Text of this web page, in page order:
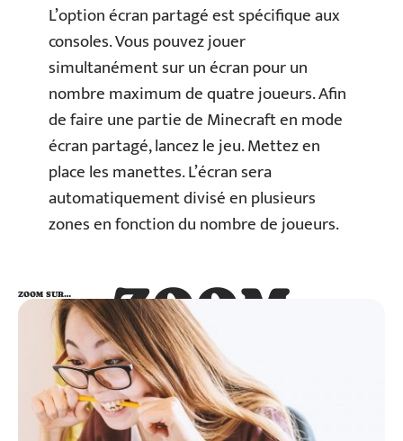
L’option écran partagé est spécifique aux
consoles. Vous pouvez jouer
simultanément sur un écran pour un
nombre maximum de quatre joueurs. Afin
de faire une partie de Minecraft en mode
écran partagé, lancez le jeu. Mettez en
place les manettes. L’écran sera
automatiquement divisé en plusieurs
zones en fonction du nombre de joueurs.
ZOOM
SUR…
ZOOM SUR…